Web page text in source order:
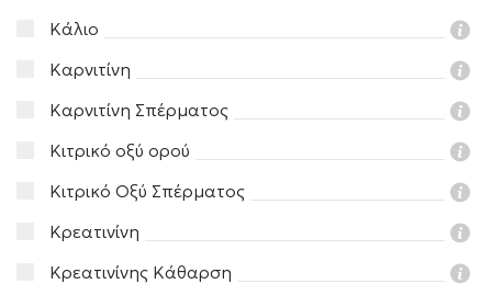
Κάλιο
Καρνιτίνη
Καρνιτίνη Σπέρματος
Κιτρικό οξύ ορού
Κιτρικό Οξύ Σπέρματος
Κρεατινίνη
Κρεατινίνης Κάθαρση